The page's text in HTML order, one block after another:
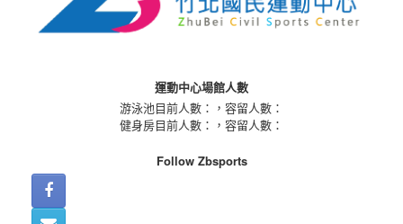
運動中心場館人數
游泳池目前人數：
，容留人數：
健身房目前人數：
，容留人數：
Follow Zbsports